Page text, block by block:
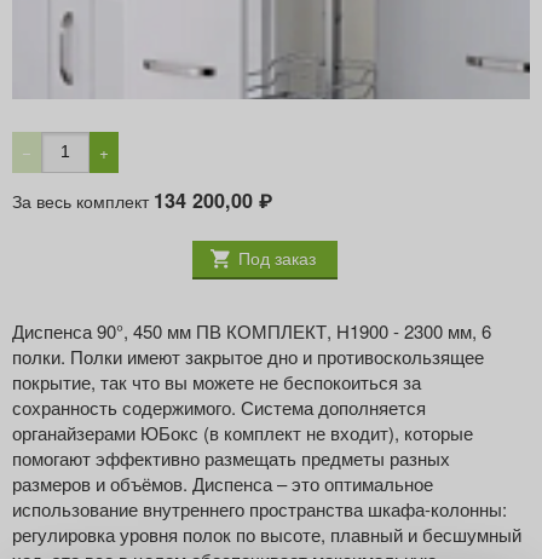
Минимальная внутренняя высота корпуса, мм
Принадлежность
Dicpensa 90°
− +
За весь комплект 134 200,00 ₽
Под заказ
Диспенса 90°, 450 мм ПВ КОМПЛЕКТ, H1900 - 2300 мм, 6
полки. Полки имеют закрытое дно и противоскользящее
покрытие, так что вы можете не беспокоиться за
сохранность содержимого. Система дополняется
органайзерами ЮБокс (в комплект не входит), которые
помогают эффективно размещать предметы разных
размеров и объёмов. Диспенса – это оптимальное
использование внутреннего пространства шкафа-колонны:
регулировка уровня полок по высоте, плавный и бесшумный